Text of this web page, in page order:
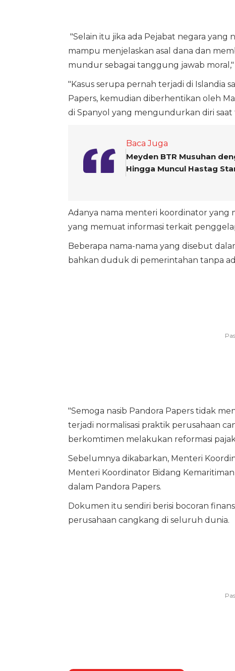
"Selain itu jika ada Pejabat negara yang
mampu menjelaskan asal dana dan
mundur sebagai tanggung jawab moral,"
"Kasus serupa pernah terjadi di Islandia
Papers, kemudian diberhentikan oleh
di Spanyol yang mengundurkan diri saat
Baca Juga
Meyden BTR Musuhan
Hingga Muncul Hastag
Adanya nama menteri koordinator yang
yang memuat informasi terkait
Beberapa nama-nama yang disebut
bahkan duduk di pemerintahan tanpa
"Semoga nasib Pandora Papers tidak
terjadi normalisasi praktik perusahaan
berkomtimen melakukan reformasi
Sebelumnya dikabarkan, Menteri
Menteri Koordinator Bidang
dalam Pandora Papers.
Dokumen itu sendiri berisi bocoran
perusahaan cangkang di seluruh dunia.